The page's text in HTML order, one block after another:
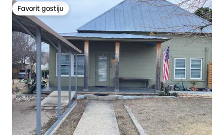
Favorit gostiju
Favorit gostiju